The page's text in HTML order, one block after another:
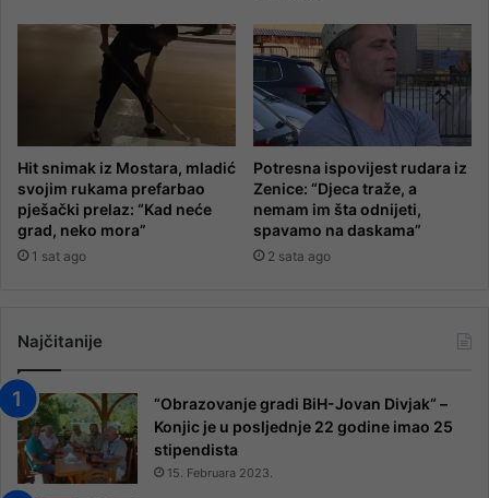
Hit snimak iz Mostara, mladić
svojim rukama prefarbao
pješački prelaz: “Kad neće
grad, neko mora”
1 sat ago
Potresna ispovijest rudara iz
Zenice: “Djeca traže, a
nemam im šta odnijeti,
spavamo na daskama”
2 sata ago
Najčitanije
“Obrazovanje gradi BiH-Jovan Divjak“ –
Konjic je u posljednje 22 godine imao 25 ​​
stipendista
15. Februara 2023.